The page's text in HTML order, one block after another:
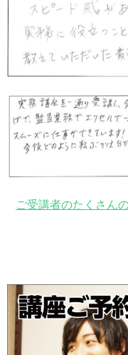
ご受講者のたくさん